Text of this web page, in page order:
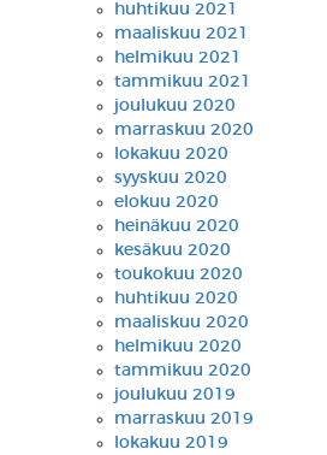
huhtikuu 2021
maaliskuu 2021
helmikuu 2021
tammikuu 2021
joulukuu 2020
marraskuu 2020
lokakuu 2020
syyskuu 2020
elokuu 2020
heinäkuu 2020
kesäkuu 2020
toukokuu 2020
huhtikuu 2020
maaliskuu 2020
helmikuu 2020
tammikuu 2020
joulukuu 2019
marraskuu 2019
lokakuu 2019